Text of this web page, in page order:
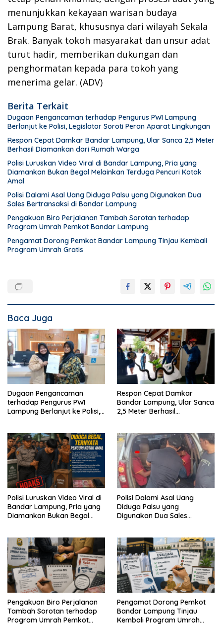
menunjukkan kekayaan warisan budaya
Lampung Barat, khususnya dari wilayah Sekala
Brak. Banyak tokoh masyarakat dan unsur adat
turut hadir, memberikan dukungan dan
penghormatan kepada para tokoh yang
menerima gelar. (ADV)
Berita Terkait
Dugaan Pengancaman terhadap Pengurus PWI Lampung
Berlanjut ke Polisi, Legislator Soroti Peran Aparat Lingkungan
Respon Cepat Damkar Bandar Lampung, Ular Sanca 2,5 Meter
Berhasil Diamankan dari Rumah Warga
Polisi Luruskan Video Viral di Bandar Lampung, Pria yang
Diamankan Bukan Begal Melainkan Terduga Pencuri Kotak
Amal
Polisi Dalami Asal Uang Diduga Palsu yang Digunakan Dua
Sales Bertransaksi di Bandar Lampung
Pengakuan Biro Perjalanan Tambah Sorotan terhadap
Program Umrah Pemkot Bandar Lampung
Pengamat Dorong Pemkot Bandar Lampung Tinjau Kembali
Program Umrah Gratis
Baca Juga
Dugaan Pengancaman
terhadap Pengurus PWI
Lampung Berlanjut ke Polisi,
Respon Cepat Damkar
Bandar Lampung, Ular Sanca
2,5 Meter Berhasil
Polisi Luruskan Video Viral di
Bandar Lampung, Pria yang
Diamankan Bukan Begal
Polisi Dalami Asal Uang
Diduga Palsu yang
Digunakan Dua Sales
Pengakuan Biro Perjalanan
Tambah Sorotan terhadap
Program Umrah Pemkot
Pengamat Dorong Pemkot
Bandar Lampung Tinjau
Kembali Program Umrah